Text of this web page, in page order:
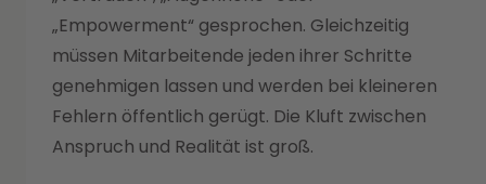
„Empowerment“ gesprochen. Gleichzeitig
müssen Mitarbeitende jeden ihrer Schritte
genehmigen lassen und werden bei kleineren
Fehlern öffentlich gerügt. Die Kluft zwischen
Anspruch und Realität ist groß.